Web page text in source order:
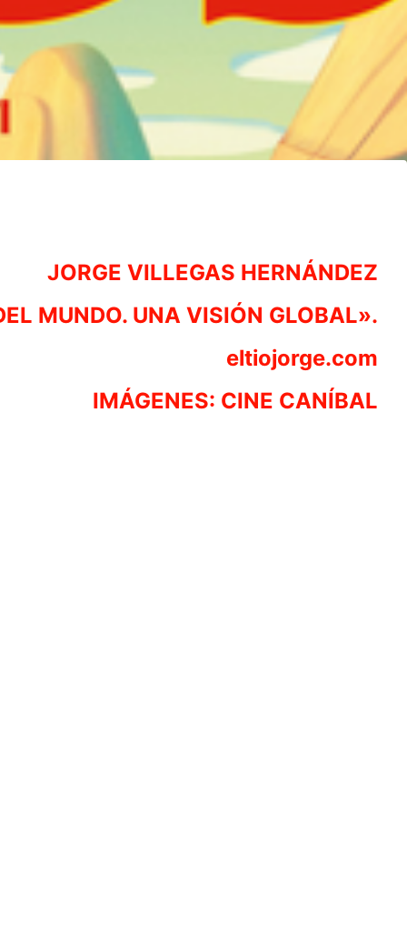
JORGE VILLEGAS HERNÁNDEZ
MUNDO. UNA VISIÓN GLOBAL».
eltiojorge.com
IMÁGENES: CINE CANÍBAL